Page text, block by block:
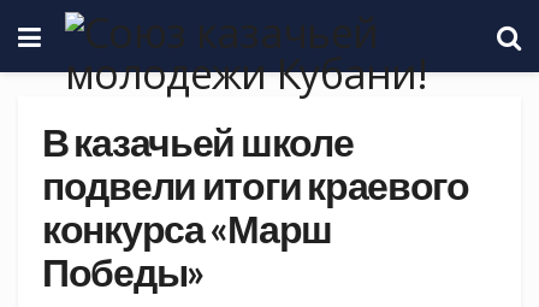
В казачьей школе
подвели итоги краевого
конкурса «Марш
Победы»